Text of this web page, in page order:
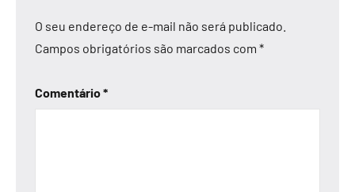
O seu endereço de e-mail não será publicado.
Campos obrigatórios são marcados com *
Comentário*